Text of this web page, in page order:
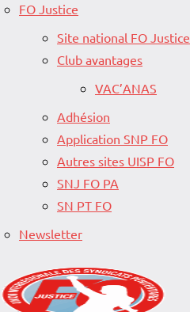
FO Justice
Site national FO Justice
Club avantages
VAC’ANAS
Adhésion
Application SNP FO
Autres sites UISP FO
SNJ FO PA
SN PT FO
Newsletter